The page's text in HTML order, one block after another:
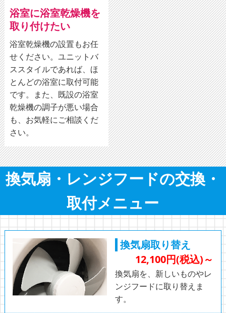
浴室に浴室乾燥機を
取り付けたい
浴室乾燥機の設置もお任
せください。ユニットバ
ススタイルであれば、ほ
とんどの浴室に取付可能
です。また、既設の浴室
乾燥機の調子が悪い場合
も、お気軽にご相談くだ
さい。
換気扇・レンジフードの交換・
取付メニュー
換気扇取り替え
12,100円(税込)～
換気扇を、新しいものやレ
ンジフードに取り替えま
す。